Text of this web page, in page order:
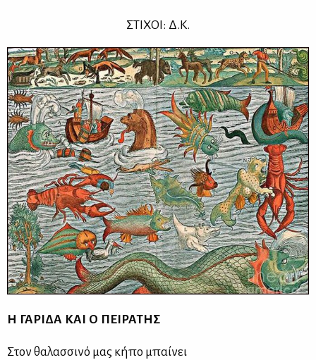
ΣΤΙ­ΧΟΙ: Δ.Κ.
Η ΓΑΡΙΔΑ ΚΑΙ Ο ΠΕΙΡΑΤΗΣ
Στον θαλασσινό μας κήπο μπαίνει